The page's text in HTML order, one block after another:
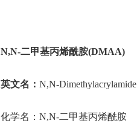
N,N-二甲基丙烯酰胺(DMAA)
英文名： N,N-Dimethylacrylamide
化学名：N,N-二甲基丙烯酰胺